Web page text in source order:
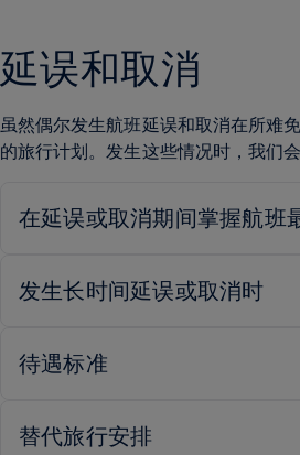
延误和取消
虽然偶尔发生航班延误和取消在所难
的旅行计划。发生这些情况时，我们